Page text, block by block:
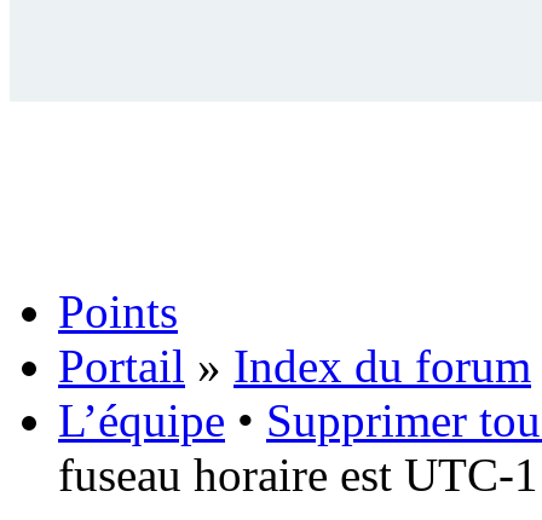
Points
Portail » Index du forum
L’équipe • Supprimer
fuseau horaire est UTC-